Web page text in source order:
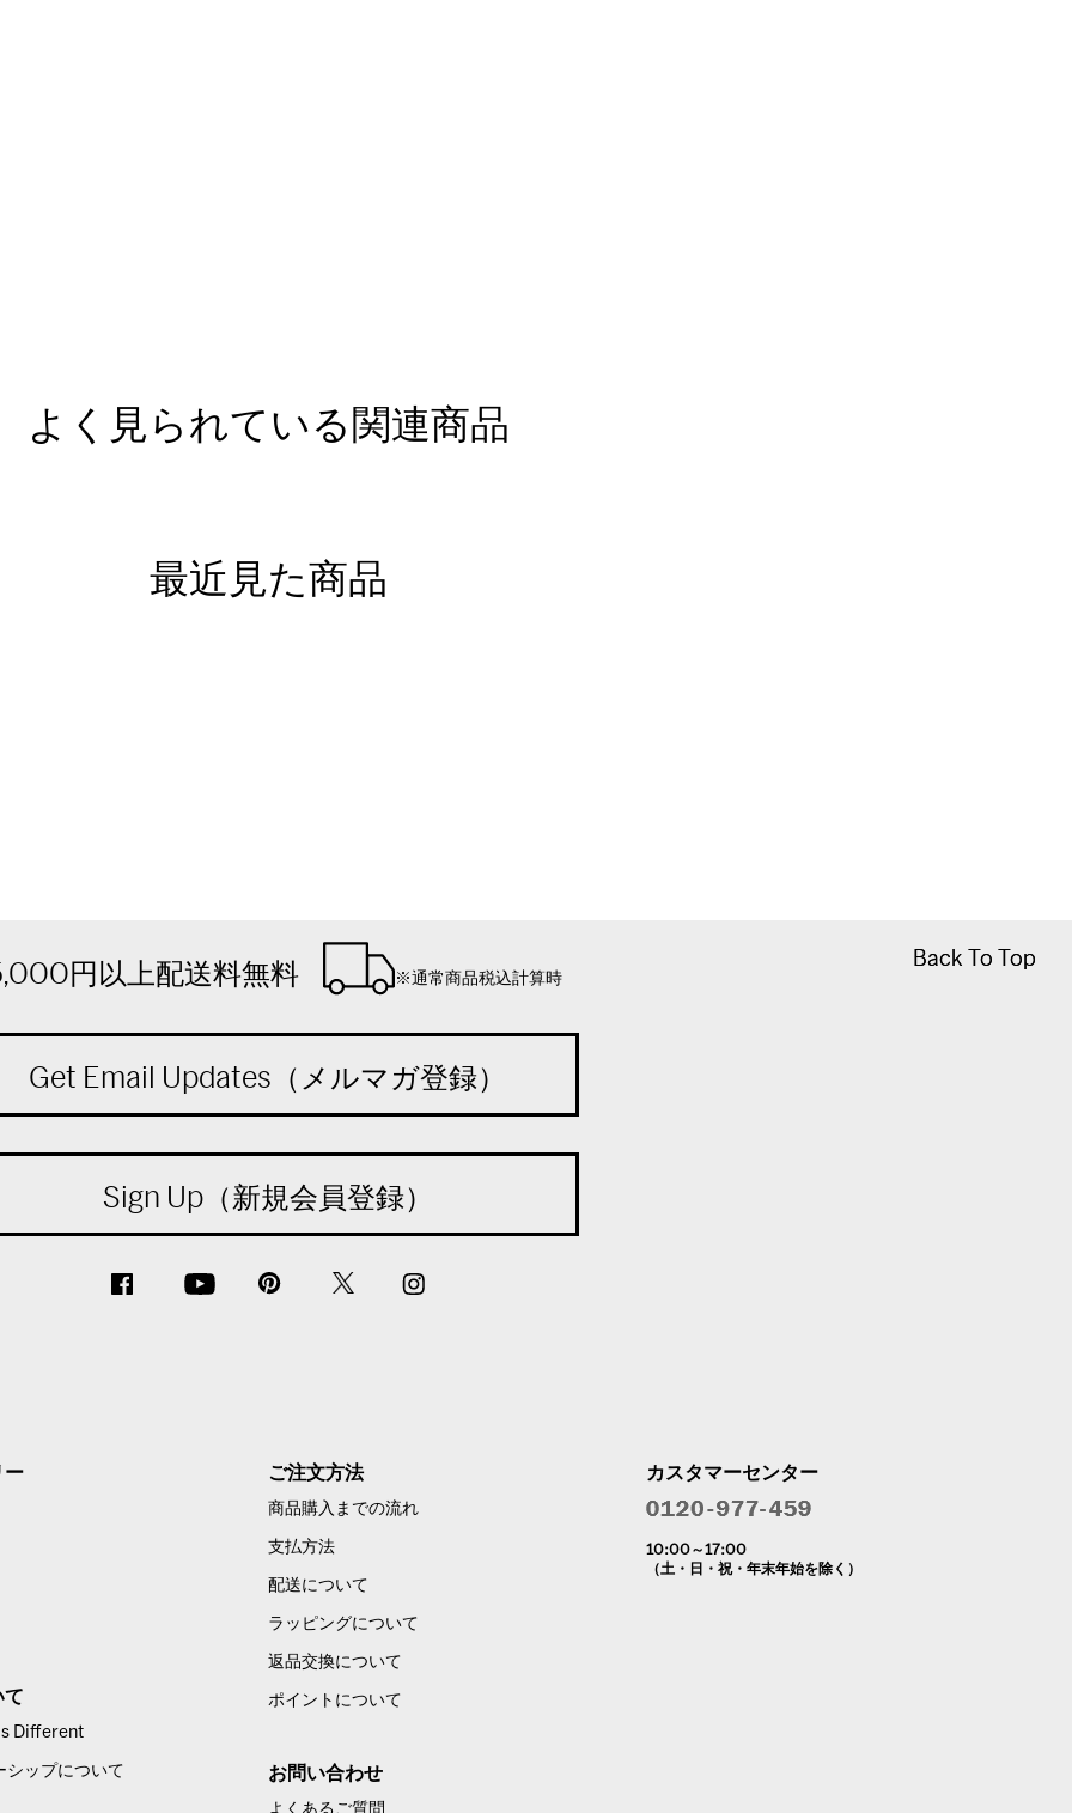
よく見られている関連商品
最近見た商品
Back To Top
Back To Top
円以上配送料無料 ※通常商品税込計算時
Get Email Updates（メルマガ登録）
Sign Up（新規会員登録）
ー
て
Different
シップについて
ご注文方法
商品購入までの流れ
支払方法
配送について
ラッピングについて
返品交換について
ポイントについて
お問い合わせ
よくあるご質問
カスタマーセンター
10:00～17:00
（土・日・祝・年末年始を除く）